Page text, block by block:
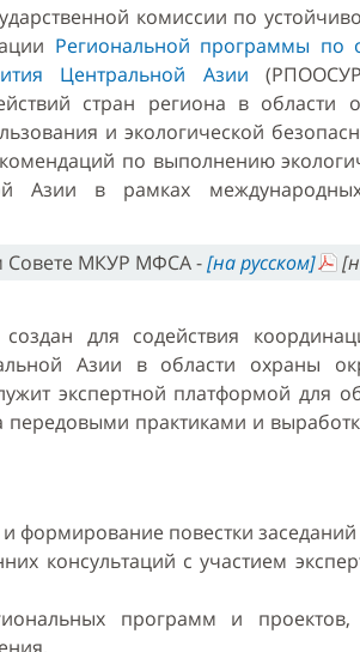
комиссии по
Региональной программы по
Центральной Азии
стран региона в области
и экологической
по выполнению
Азии в рамках
Совете МКУР МФСА -[на русском]
для содействия
Азии в области охраны
экспертной платформой для
передовыми практиками и
формирование повестки
консультаций с участием
программ и